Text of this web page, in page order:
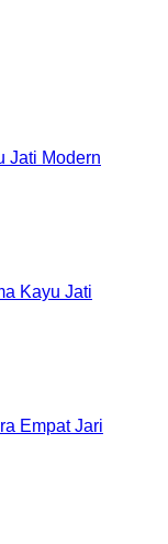
Jati Modern
Kayu Jati
Empat Jari